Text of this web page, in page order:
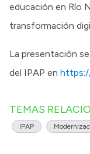
educación en Río
transformación
La presentación
del IPAP en
TEMAS
IPAP